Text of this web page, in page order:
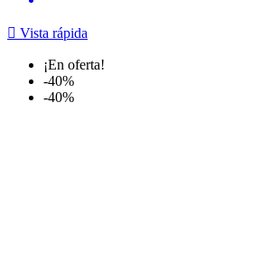
 Vista rápida
¡En oferta!
-40%
-40%